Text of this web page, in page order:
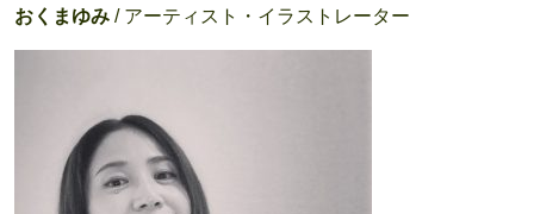
おくまゆみ / アーティスト・イラストレーター